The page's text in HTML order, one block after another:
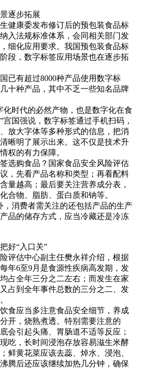
逐步拓展
康委发布修订后的预包装食品标
入法规标准体系，会同相关部门发
细化应用要求。我国预包装食品标
段，数字标签应用场景也在逐步拓
有超过8000种产品使用数字标
十种产品，其中不乏一些知名品牌
时代的必然产物，也是数字化在食
国强说，数字标签通过手机扫码，
放大字体等多种形式的信息，把消
晰明了展示出来。这不仅是技术升
权的有力保障。
购食品？国家食品安全风险评估
，先看产品名称和类型；再看配料
量越高；最后要关注营养成分表，
合物、脂肪、蛋白质和钠等。
消费者需关注的还包括产品的生产
品的储存方式，应当冷藏还是冷冻
好“入口关”
估中心副主任樊永祥介绍，根据
年6至9月是食源性疾病高发期，发
占全年三分之二左右；而发生在家
占到全年事件总数的三分之二、发
应当多注意食品安全细节，养成
开，烧熟煮透。特别需要注意的
会引起头痛、胃肠道不适等反应；
吃，长时间浸泡存放容易滋生米酵
鲜黄花菜应该去蕊、焯水、浸泡、
腾后还应该继续加热几分钟，确保